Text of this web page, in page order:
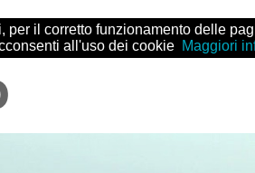
il corretto funzionamento delle
all'uso dei cookie
Maggiori